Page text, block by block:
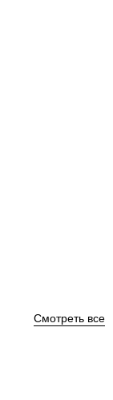
Смотреть все